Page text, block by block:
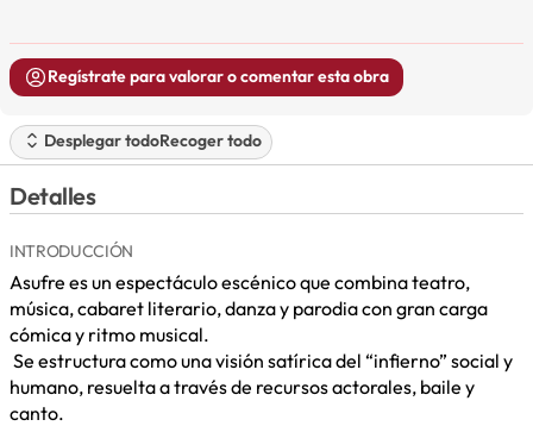
Regístrate para valorar o comentar esta obra
Desplegar todoRecoger todo
Detalles
INTRODUCCIÓN
Asufre es un espectáculo escénico que combina teatro,
música, cabaret literario, danza y parodia con gran carga
cómica y ritmo musical.
Se estructura como una visión satírica del “infierno” social y
humano, resuelta a través de recursos actorales, baile y
canto.